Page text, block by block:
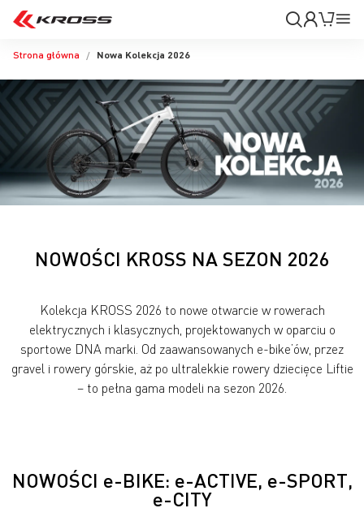
Mój
Moje
konto
Strona główna Nowa Kolekcja 2026
NOWOŚCI KROSS NA SEZON 2026
Kolekcja KROSS 2026 to nowe otwarcie w rowerach
elektrycznych i klasycznych, projektowanych w oparciu o
sportowe DNA marki. Od zaawansowanych e-bike’ów, przez
gravel i rowery górskie, aż po ultralekkie rowery dziecięce Liftie
– to pełna gama modeli na sezon 2026.
NOWOŚCI e-BIKE: e-ACTIVE, e-SPORT,
e-CITY